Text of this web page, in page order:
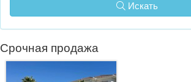
Искать
Срочная продажа